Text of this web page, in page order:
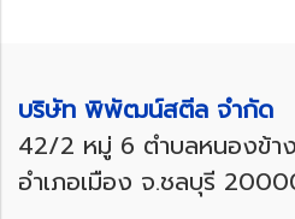
บริษัท พิพัฒน์สตีล จำกัด
42/2 หมู่ 6 ตำบลหนองข้า
อำเภอเมือง จ.ชลบุรี